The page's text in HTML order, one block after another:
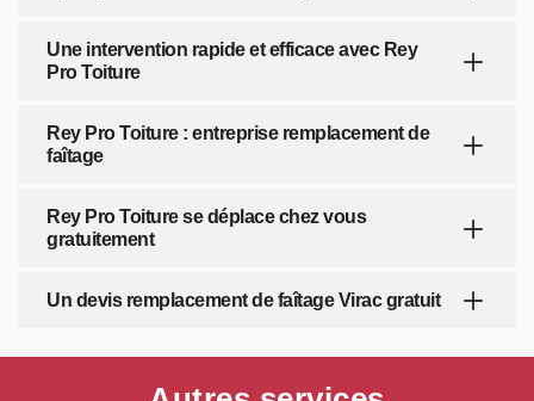
Une intervention rapide et efficace avec Rey
Pro Toiture
Rey Pro Toiture : entreprise remplacement de
faîtage
Rey Pro Toiture se déplace chez vous
gratuitement
Un devis remplacement de faîtage Virac gratuit